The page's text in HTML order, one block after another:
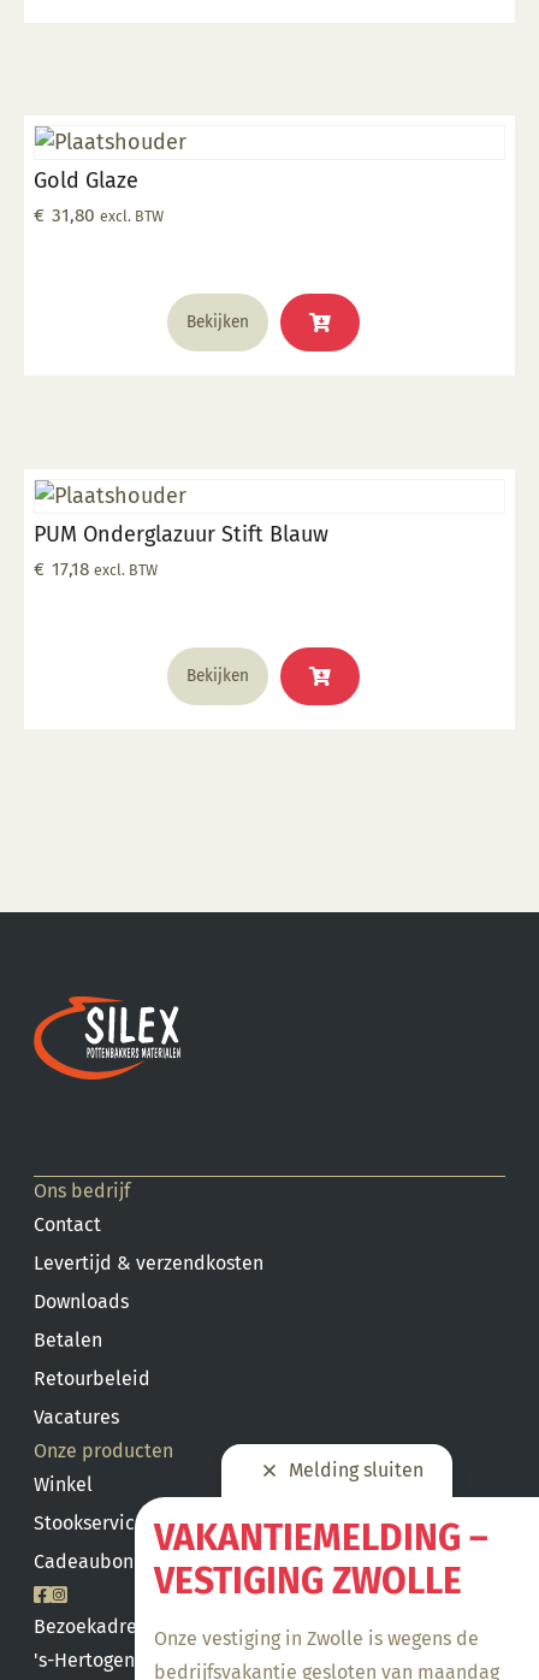
Melding sluiten
VAKANTIEMELDING –
VESTIGING ZWOLLE
Onze vestiging in Zwolle is wegens de
bedrijfsvakantie gesloten van maandag
Gold Glaze
€ 31,80 excl. BTW
Bekijken
PUM Onderglazuur Stift Blauw
€ 17,18 excl. BTW
Bekijken
Ons bedrijf
Contact
Levertijd & verzendkosten
Downloads
Betalen
Retourbeleid
Vacatures
Onze producten
Winkel
Stookservice
Cadeaubon saldo
Bezoekadres
's-Hertogenbosch